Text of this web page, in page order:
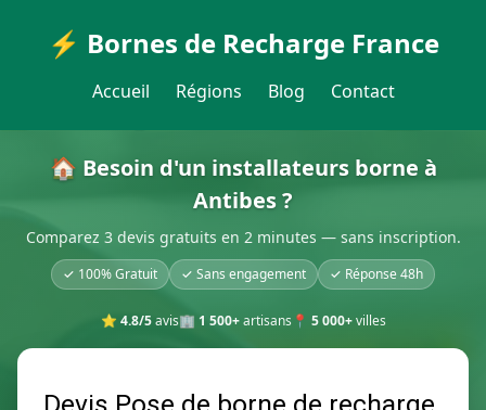
⚡ Bornes de Recharge France
Accueil Régions Blog Contact
🏠 Besoin d'un installateurs borne à
Antibes ?
Comparez 3 devis gratuits en 2 minutes — sans inscription.
✓ 100% Gratuit ✓ Sans engagement ✓ Réponse 48h
⭐ 4.8/5avis🏢 1 500+artisans 📍 5 000+villes